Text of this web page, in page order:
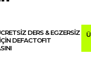
DERS & EGZERSİZ
DEFACTOFIT